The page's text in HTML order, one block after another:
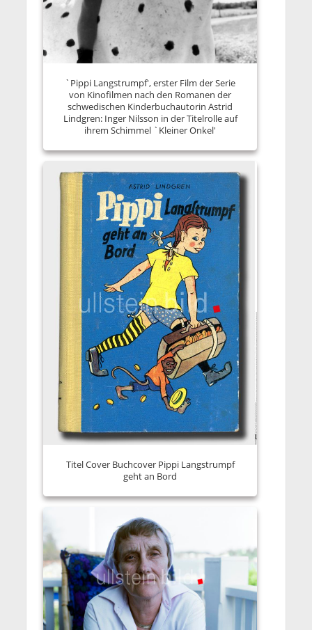
`Pippi Langstrumpf', erster Film der Serie
von Kinofilmen nach den Romanen der
schwedischen Kinderbuchautorin Astrid
Lindgren: Inger Nilsson in der Titelrolle auf
ihrem Schimmel `Kleiner Onkel'
Titel Cover Buchcover Pippi Langstrumpf
geht an Bord